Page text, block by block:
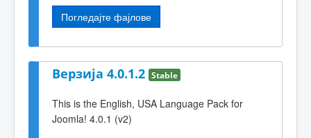
Погледајте фајлове
Верзија 4.0.1.2 Stable
This is the English, USA Language Pack for
Joomla! 4.0.1 (v2)